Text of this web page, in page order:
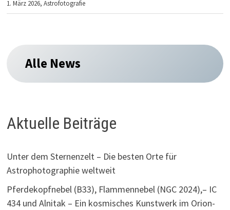
1. März 2026,Astrofotografie
Alle News
Aktuelle Beiträge
Unter dem Sternenzelt – Die besten Orte für
Astrophotographie weltweit
Pferdekopfnebel (B33), Flammennebel (NGC 2024),– IC
434 und Alnitak – Ein kosmisches Kunstwerk im Orion-